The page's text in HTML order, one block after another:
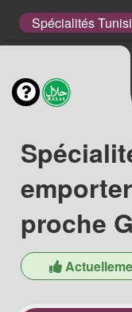
Spécialités
emporter
proche